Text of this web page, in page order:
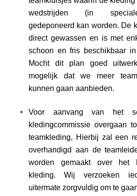
wedstrijden (in
gedeponeerd kan worden. De
direct gewassen en is met
schoon en fris beschikbaar
Mocht dit plan goed
mogelijk dat we meer
kunnen gaan aanbieden.
Voor aanvang van het
kledingcommissie overgaan
teamkleding, Hierbij zal een
overhandigd aan de
worden gemaakt over het
kleding. Wij verzoeken
uitermate zorgvuldig om te